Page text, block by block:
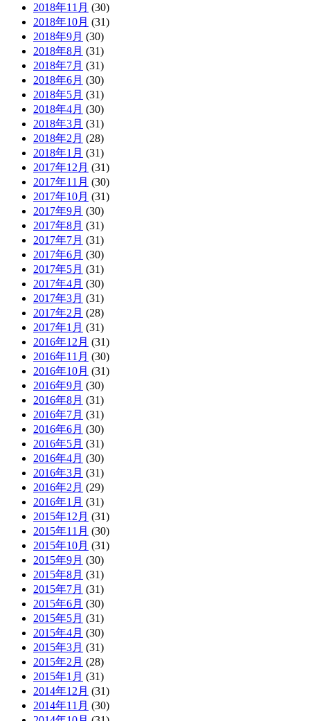
2018年11月 (30)
2018年10月 (31)
2018年9月 (30)
2018年8月 (31)
2018年7月 (31)
2018年6月 (30)
2018年5月 (31)
2018年4月 (30)
2018年3月 (31)
2018年2月 (28)
2018年1月 (31)
2017年12月 (31)
2017年11月 (30)
2017年10月 (31)
2017年9月 (30)
2017年8月 (31)
2017年7月 (31)
2017年6月 (30)
2017年5月 (31)
2017年4月 (30)
2017年3月 (31)
2017年2月 (28)
2017年1月 (31)
2016年12月 (31)
2016年11月 (30)
2016年10月 (31)
2016年9月 (30)
2016年8月 (31)
2016年7月 (31)
2016年6月 (30)
2016年5月 (31)
2016年4月 (30)
2016年3月 (31)
2016年2月 (29)
2016年1月 (31)
2015年12月 (31)
2015年11月 (30)
2015年10月 (31)
2015年9月 (30)
2015年8月 (31)
2015年7月 (31)
2015年6月 (30)
2015年5月 (31)
2015年4月 (30)
2015年3月 (31)
2015年2月 (28)
2015年1月 (31)
2014年12月 (31)
2014年11月 (30)